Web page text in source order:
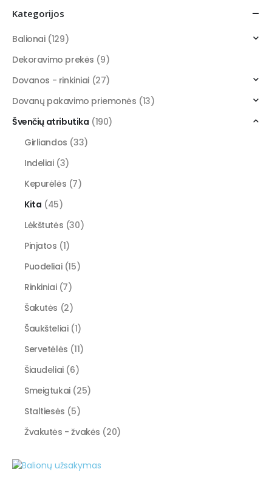
Kategorijos
Balionai (129)
Dekoravimo prekės (9)
Dovanos - rinkiniai (27)
Dovanų pakavimo priemonės (13)
Švenčių atributika (190)
Girliandos (33)
Indeliai (3)
Kepurėlės (7)
Kita (45)
Lėkštutės (30)
Pinjatos (1)
Puodeliai (15)
Rinkiniai (7)
Šakutės (2)
Šaukšteliai (1)
Servetėlės (11)
Šiaudeliai (6)
Smeigtukai (25)
Staltiesės (5)
Žvakutės - žvakės (20)